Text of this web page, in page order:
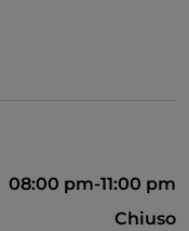
08:00 pm-11:00 pm
Chiuso